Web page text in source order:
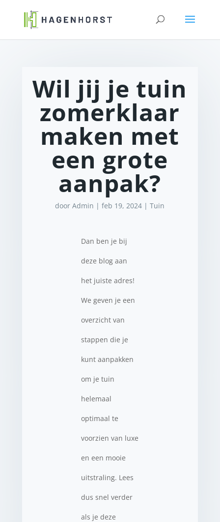
Wil jij je tuin
zomerklaar
maken met
een grote
aanpak?
doorAdmin |feb 19, 2024 |Tuin
Dan ben je bij
deze blog aan
het juiste adres!
We geven je een
overzicht van
stappen die je
kunt aanpakken
om je tuin
helemaal
optimaal te
voorzien van luxe
en een mooie
uitstraling. Lees
dus snel verder
als je deze